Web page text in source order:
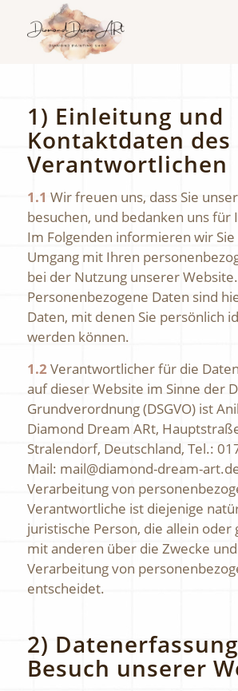
1) Einleitung und
Kontaktdaten des
Verantwortlichen
1.1 Wir freuen uns, dass Sie
besuchen, und bedanken uns für
Im Folgenden informieren wir
Umgang mit Ihren
bei der Nutzung unserer Website.
Personenbezogene Daten sind
Daten, mit denen Sie persönlich
werden können.
1.2 Verantwortlicher für die
auf dieser Website im Sinne der
Grundverordnung (DSGVO) ist
Diamond Dream ARt,
Stralendorf, Deutschland, Tel.:
Mail: mail@diamond-dream-
Verarbeitung von
Verantwortliche ist diejenige
juristische Person, die allein oder
mit anderen über die Zwecke
Verarbeitung von
entscheidet.
2)
Besuch unserer